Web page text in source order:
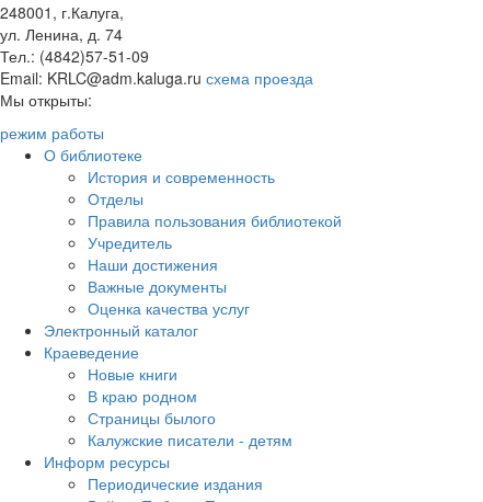
248001, г.Калуга,
ул. Ленина, д. 74
Тел.: (4842)57-51-09
Email: KRLC@adm.kaluga.ru схема проезда
Мы открыты:
режим работы
О библиотеке
История и современность
Отделы
Правила пользования библиотекой
Учредитель
Наши достижения
Важные документы
Оценка качества услуг
Электронный каталог
Краеведение
Новые книги
В краю родном
Страницы былого
Калужские писатели - детям
Информ ресурсы
Периодические издания